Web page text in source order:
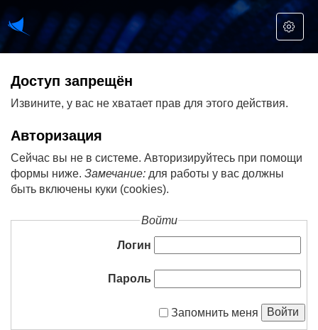
Доступ запрещён
Извините, у вас не хватает прав для этого действия.
Авторизация
Сейчас вы не в системе. Авторизируйтесь при помощи
формы ниже. Замечание: для работы у вас должны
быть включены куки (cookies).
Войти
Логин
Пароль
Запомнить меня Войти